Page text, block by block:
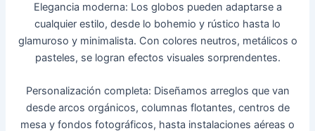
Elegancia moderna: Los globos pueden adaptarse a
cualquier estilo, desde lo bohemio y rústico hasta lo
glamuroso y minimalista. Con colores neutros, metálicos o
pasteles, se logran efectos visuales sorprendentes.
Personalización completa: Diseñamos arreglos que van
desde arcos orgánicos, columnas flotantes, centros de
mesa y fondos fotográficos, hasta instalaciones aéreas o